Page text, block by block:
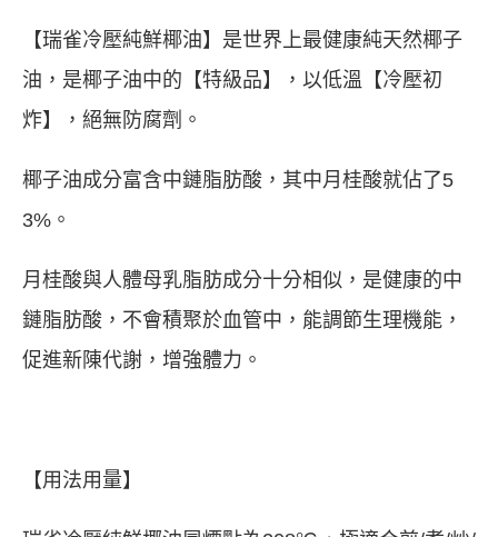
【瑞雀冷壓純鮮椰油】是世界上最健康純天然椰子
油，是椰子油中的【特級品】，以低溫【冷壓初
炸】，絕無防腐劑。
椰子油成分富含中鏈脂肪酸，其中月桂酸就佔了5
3%。
月桂酸與人體母乳脂肪成分十分相似，是健康的中
鏈脂肪酸，不會積聚於血管中，能調節生理機能，
促進新陳代謝，增強體力。
【用法用量】